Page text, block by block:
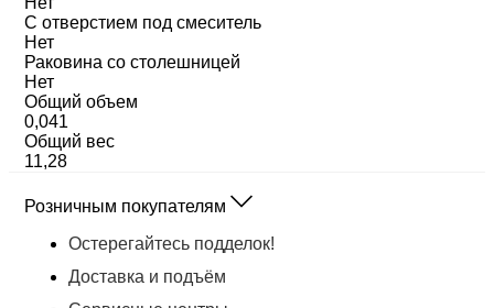
С отверстием под смеситель
Нет
Раковина со столешницей
Нет
Общий объем
0,041
Общий вес
11,28
Розничным покупателям
Остерегайтесь подделок!
Доставка и подъём